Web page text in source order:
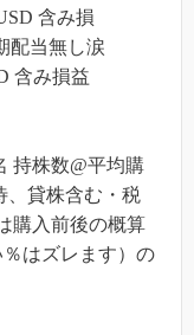
含み損
配当無し涙
含み損益
持株数@平均購
、貸株含む・税
購入前後の概算
はズレます）の